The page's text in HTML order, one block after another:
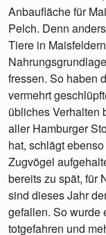
Anbaufläche für
Pelch. Denn
Tiere in
fressen. So haben
vermehrt
übliches Verhalten
aller Hamburger
hat, schlägt
Zugvögel
bereits zu spät, für
sind dieses Jahr
gefallen. So wurde
totgefahren und